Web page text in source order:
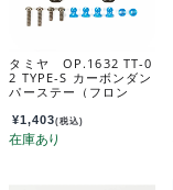
タミヤ OP.1632 TT-0
2 TYPE-S カーボンダン
パーステー（フロン
¥1,403(税込)